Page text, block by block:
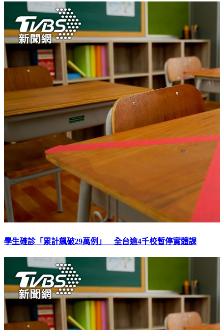
學生確診「累計飆破29萬例」 全台逾4千校暫停實體課